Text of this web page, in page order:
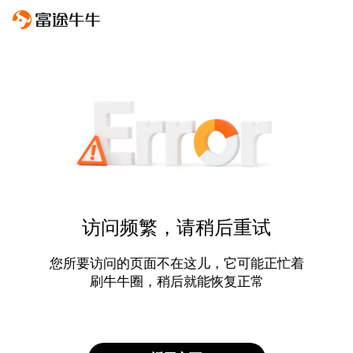
访问频繁，请稍后重试
您所要访问的页面不在这儿，它可能正忙着
刷牛牛圈，稍后就能恢复正常